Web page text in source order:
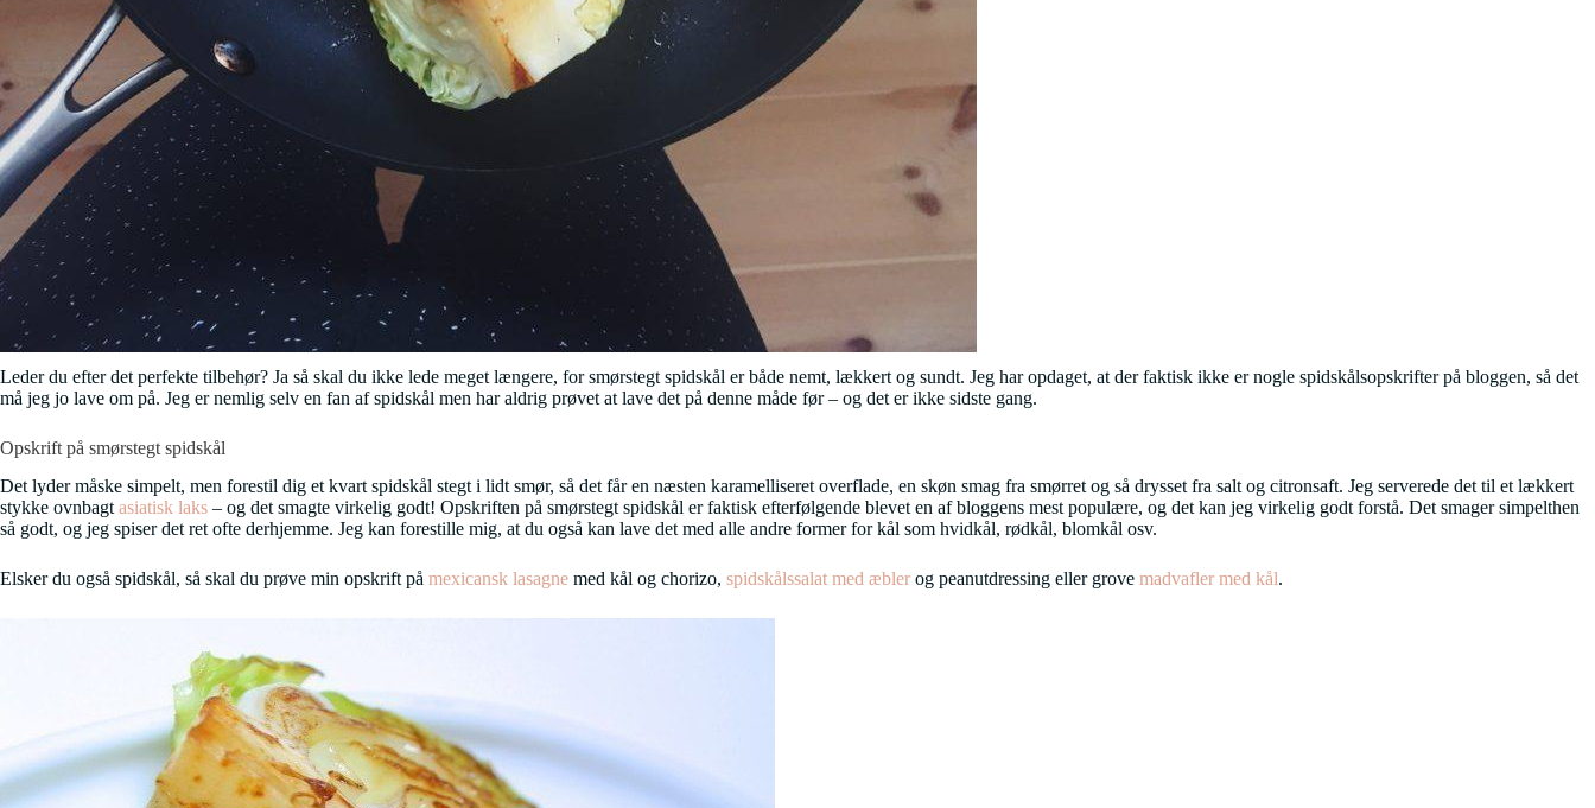
Leder du efter det perfekte tilbehør? Ja så skal du ikke lede meget længere, for smørstegt spidskål er både nemt, lækkert og sundt. Jeg har opdaget, at der faktisk ikke er nogle spidskålsopskrifter på bloggen, så det
må jeg jo lave om på. Jeg er nemlig selv en fan af spidskål men har aldrig prøvet at lave det på denne måde før – og det er ikke sidste gang.
Opskrift på smørstegt spidskål
Det lyder måske simpelt, men forestil dig et kvart spidskål stegt i lidt smør, så det får en næsten karamelliseret overflade, en skøn smag fra smørret og så drysset fra salt og citronsaft. Jeg serverede det til et lækkert
stykke ovnbagt asiatisk laks – og det smagte virkelig godt! Opskriften på smørstegt spidskål er faktisk efterfølgende blevet en af bloggens mest populære, og det kan jeg virkelig godt forstå. Det smager simpelthen
så godt, og jeg spiser det ret ofte derhjemme. Jeg kan forestille mig, at du også kan lave det med alle andre former for kål som hvidkål, rødkål, blomkål osv.
Elsker du også spidskål, så skal du prøve min opskrift på mexicansk lasagne med kål og chorizo, spidskålssalat med æbler og peanutdressing eller grove madvafler med kål.